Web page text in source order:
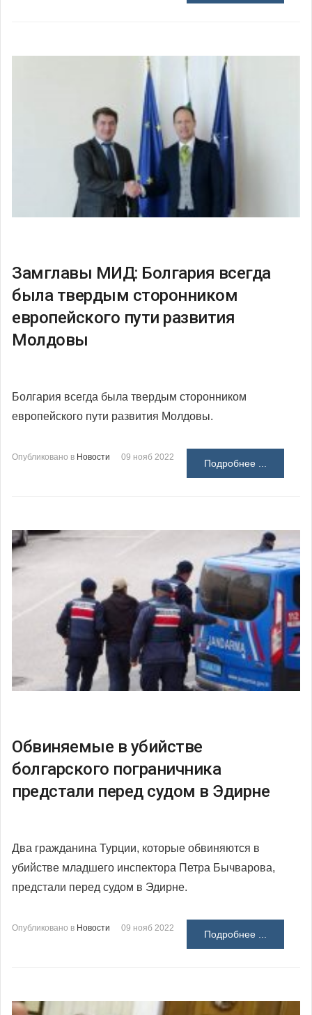
Замглавы МИД: Болгария всегда
была твердым сторонником
европейского пути развития
Молдовы
Болгария всегда была твердым сторонником
европейского пути развития Молдовы.
Опубликовано в Новости 09 нояб 2022
Подробнее ...
Обвиняемые в убийстве
болгарского пограничника
предстали перед судом в Эдирне
Два гражданина Турции, которые обвиняются в
убийстве младшего инспектора Петра Бычварова,
предстали перед судом в Эдирне.
Опубликовано в Новости 09 нояб 2022
Подробнее ...